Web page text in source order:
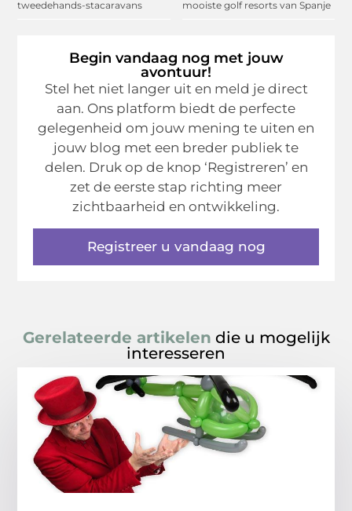
tweedehands-stacaravans
mooiste golf resorts van Spanje
Begin vandaag nog met jouw
avontuur!
Stel het niet langer uit en meld je direct
aan. Ons platform biedt de perfecte
gelegenheid om jouw mening te uiten en
jouw blog met een breder publiek te
delen. Druk op de knop ‘Registreren’ en
zet de eerste stap richting meer
zichtbaarheid en ontwikkeling.
Registreer u vandaag nog
Gerelateerde artikelen die u mogelijk
interesseren